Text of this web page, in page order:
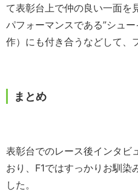
て表彰台上で仲の良い一面を
パフォーマンスである”シュ
作）にも付き合うなどして、
まとめ
表彰台でのレース後インタビ
おり、F1ではすっかりお馴染
した。